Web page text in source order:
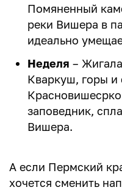
Помяненный
реки Вишера в
идеально
Неделя –
Кваркуш, горы и
заповедник,
Вишера.
А если Пермский
хочется сменить